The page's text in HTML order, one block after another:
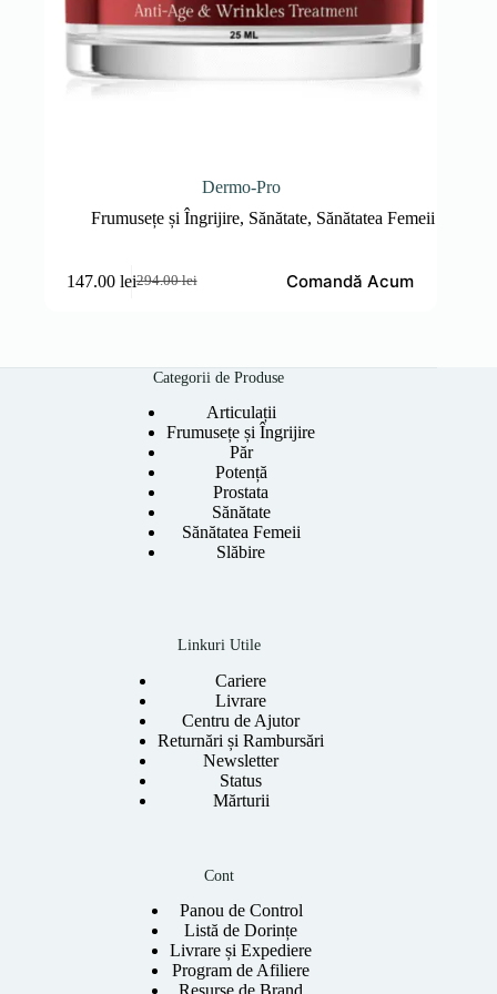
Dermo-Pro
Frumusețe și Îngrijire, Sănătate, Sănătatea Femeii
294.00lei
Prețul
294.00 lei.
147.00 leiPrețul
Comandă Acum
Categorii de Produse
Articulații
Frumusețe și Îngrijire
Păr
Potență
Prostata
Sănătate
Sănătatea Femeii
Slăbire
Linkuri Utile
Cariere
Livrare
Centru de Ajutor
Returnări și Rambursări
Newsletter
Status
Mărturii
Cont
Panou de Control
Listă de Dorințe
Livrare și Expediere
Program de Afiliere
Resurse de Brand